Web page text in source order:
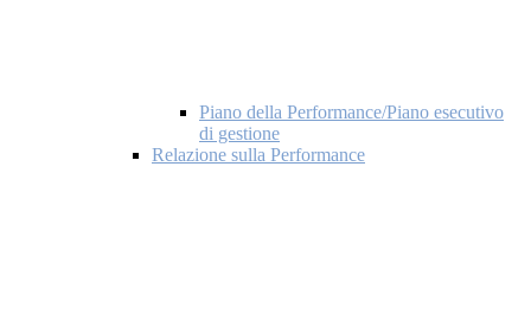
Piano della Performance/Piano esecutivo
di gestione
Relazione sulla Performance